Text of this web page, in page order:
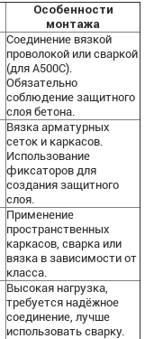
Особенности
монтажа
Соединение вязкой
проволокой или сваркой
(для А500С).
Обязательно
соблюдение защитного
слоя бетона.
Вязка арматурных
сеток и каркасов.
Использование
фиксаторов для
создания защитного
слоя.
Применение
пространственных
каркасов, сварка или
вязка в зависимости от
класса.
Высокая нагрузка,
требуется надёжное
соединение, лучше
использовать сварку.